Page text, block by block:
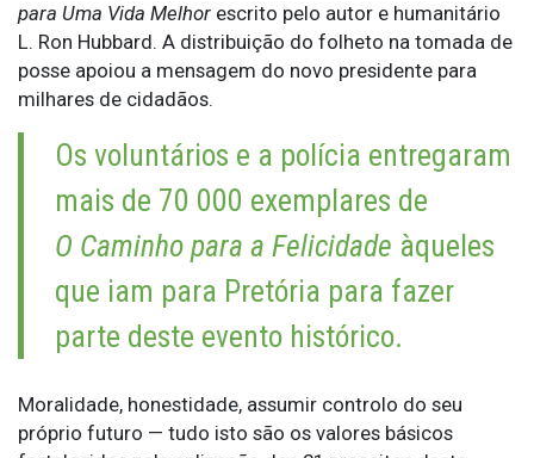
para Uma Vida Melhor escrito pelo autor e humanitário
L. Ron Hubbard. A distribuição do folheto na tomada de
posse apoiou a mensagem do novo presidente para
milhares de cidadãos.
Os voluntários e a polícia entregaram
mais de 70 000 exemplares de
O Caminho para a Felicidade àqueles
que iam para Pretória para fazer
parte deste evento histórico.
Moralidade, honestidade, assumir controlo do seu
próprio futuro — tudo isto são os valores básicos